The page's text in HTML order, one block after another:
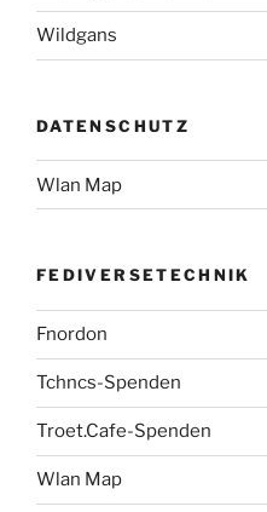
Wildgans
DATENSCHUTZ
Wlan Map
FEDIVERSETECHNIK
Fnordon
Tchncs-Spenden
Troet.Cafe-Spenden
Wlan Map